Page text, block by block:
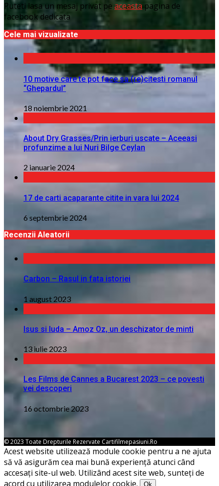
Puteti lasa un mesaj privat pe aceasta pagina de
facebook dedicata
Cele mai vizualizate
10 motive care te pot face sa (re)citesti romanul
“Ghepardul”
18 noiembrie 2021
About Dry Grasses/Prin ierburi uscate – Aceeasi
profunzime a lui Nuri Bilge Ceylan
2 ianuarie 2024
17 de carti acaparante citite in vara lui 2024
6 septembrie 2024
Recenzii Aleatorii
Carbon – Rasul in fata istoriei
1 august 2023
Isus si Iuda – Amoz Oz, un deschizator de minti
13 iulie 2023
Les Films de Cannes a Bucarest 2023 – ce povesti
vei descoperi
16 octombrie 2023
© 2023 Toate Drepturile Rezervate Cartifilmepasiuni.ro
Acest website utilizează module cookie pentru a ne ajuta
să vă asigurăm cea mai bună experiență atunci când
accesați site-ul web. Utilizând acest site web, sunteți de
acord cu utilizarea modulelor cookie.
Ok